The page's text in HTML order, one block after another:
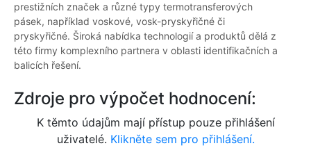
prestižních značek a různé typy termotransferových
pásek, například voskové, vosk-pryskyřičné či
pryskyřičné. Široká nabídka technologií a produktů dělá z
této firmy komplexního partnera v oblasti identifikačních a
balicích řešení.
Zdroje pro výpočet hodnocení:
K těmto údajům mají přístup pouze přihlášení
uživatelé. Klikněte sem pro přihlášení.